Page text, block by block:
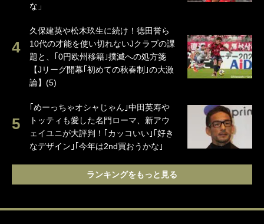
な」
久保建英や松木玖生に続け！徳田誉ら
10代の才能を使い切れないJクラブの課
題と、｢0円欧州移籍｣撲滅への処方箋
【Jリーグ開幕｢初めての秋春制｣の大激
論】(5)
｢めーっちゃオシャじゃん｣中田英寿や
トッティも愛した名門ローマ、新アウ
ェイユニが大評判！｢カッコいい｣｢好き
なデザイン｣｢今年は2nd買おうかな｣
ランキングをもっと見る